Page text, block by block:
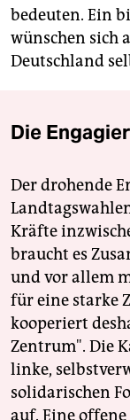
bedeuten. Ein
wünschen sich
Deutschland
Die
Der drohende
Kräfte
braucht es
und vor allem
für eine starke
kooperiert
Zentrum". Die
linke,
solidarischen
auf. Eine